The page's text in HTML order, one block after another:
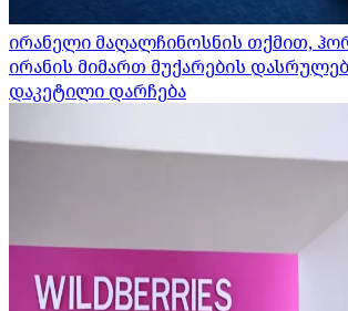
ირანელი მაღალჩინოსნის თქმით,
ირანის მიმართ მუქარების
დაკეტილი დარჩება